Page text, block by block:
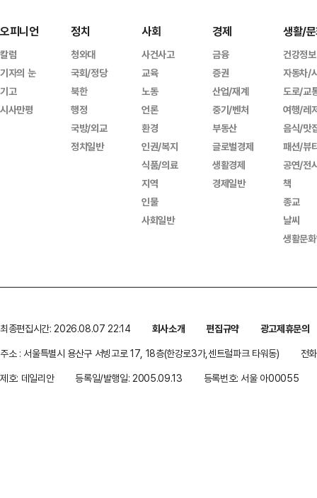
오피니언
칼럼
기자의 눈
기고
시사만평
정치
청와대
국회/정당
북한
행정
국방/외교
정치일반
사회
사건사고
교육
노동
언론
환경
인권/복지
식품/의료
지역
인물
사회일반
경제
금융
증권
산업/재계
중기/벤처
부동산
글로벌경제
생활경제
경제일반
생활/
건강정보
자동차/
도로/교
여행/레
음식/맛
패션/뷰
공연/전
책
종교
날씨
생활문
최종편집시간: 2026.08.07 22:14 회사소개 편집규약
광고제휴문의
주소 : 서울특별시 용산구 서빙고로 17, 18층(한강로3가,센트럴파크 타워동)
전
제호: 데일리안
등록일/발행일: 2005.09.13 등록번호: 서울 아00055